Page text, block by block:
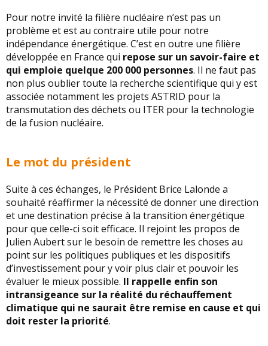
Pour notre invité la filière nucléaire n’est pas un
problème et est au contraire utile pour notre
indépendance énergétique. C’est en outre une filière
développée en France qui repose sur un savoir-faire et
qui emploie quelque 200 000 personnes. Il ne faut pas
non plus oublier toute la recherche scientifique qui y est
associée notamment les projets ASTRID pour la
transmutation des déchets ou ITER pour la technologie
de la fusion nucléaire.
Le mot du président
Suite à ces échanges, le Président Brice Lalonde a
souhaité réaffirmer la nécessité de donner une direction
et une destination précise à la transition énergétique
pour que celle-ci soit efficace. Il rejoint les propos de
Julien Aubert sur le besoin de remettre les choses au
point sur les politiques publiques et les dispositifs
d’investissement pour y voir plus clair et pouvoir les
évaluer le mieux possible. Il rappelle enfin son
intransigeance sur la réalité du réchauffement
climatique qui ne saurait être remise en cause et qui
doit rester la priorité.